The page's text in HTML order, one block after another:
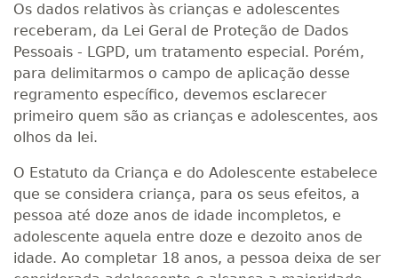
Os dados relativos às crianças e adolescentes
receberam, da Lei Geral de Proteção de Dados
Pessoais - LGPD, um tratamento especial. Porém,
para delimitarmos o campo de aplicação desse
regramento específico, devemos esclarecer
primeiro quem são as crianças e adolescentes, aos
olhos da lei.
O Estatuto da Criança e do Adolescente estabelece
que se considera criança, para os seus efeitos, a
pessoa até doze anos de idade incompletos, e
adolescente aquela entre doze e dezoito anos de
idade. Ao completar 18 anos, a pessoa deixa de ser